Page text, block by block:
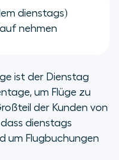
dienstags)
nehmen
ist der Dienstag
um Flüge zu
der Kunden von
dienstags
um Flugbuchungen